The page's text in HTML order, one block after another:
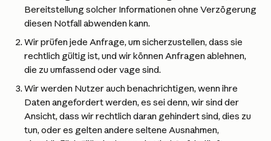
Bereitstellung solcher Informationen ohne Verzögerung
diesen Notfall abwenden kann.
Wir prüfen jede Anfrage, um sicherzustellen, dass sie
rechtlich gültig ist, und wir können Anfragen ablehnen,
die zu umfassend oder vage sind.
Wir werden Nutzer auch benachrichtigen, wenn ihre
Daten angefordert werden, es sei denn, wir sind der
Ansicht, dass wir rechtlich daran gehindert sind, dies zu
tun, oder es gelten andere seltene Ausnahmen,